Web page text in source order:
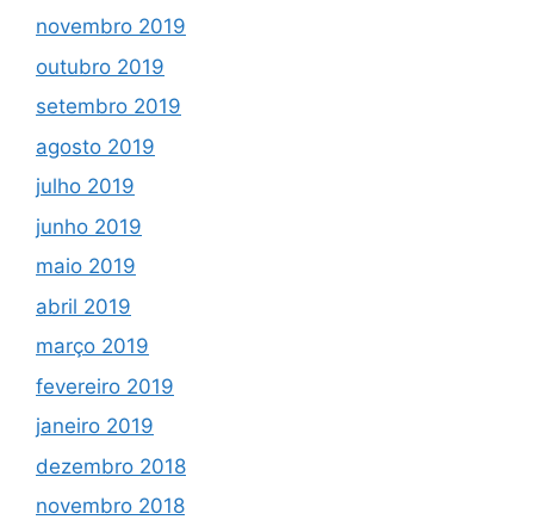
novembro 2019
outubro 2019
setembro 2019
agosto 2019
julho 2019
junho 2019
maio 2019
abril 2019
março 2019
fevereiro 2019
janeiro 2019
dezembro 2018
novembro 2018